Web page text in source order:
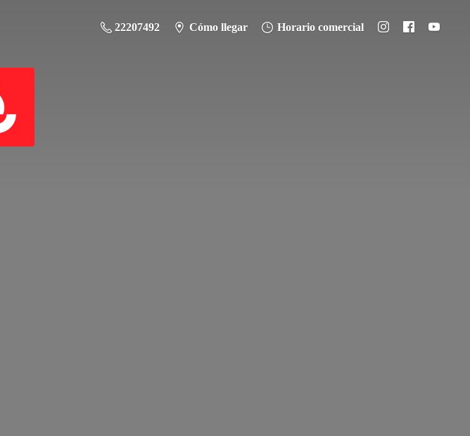
22207492 Cómo llegar Horario comercial